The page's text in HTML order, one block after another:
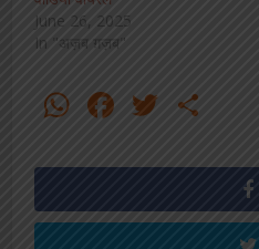
June 26, 2025
In "अज़ब ग़ज़ब"
WhatsApp
Facebook
Twitter